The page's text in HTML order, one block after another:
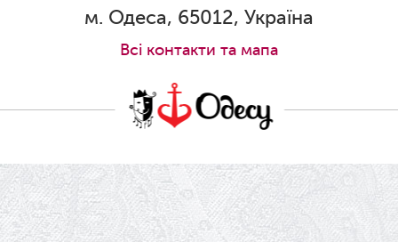
Ювілей Станіслава Зайцева
18.05.2026
Шукаємо інженерів і техніків
17.05.2026
м. Одеса, 65012, Україна
Всi контакти та мапа